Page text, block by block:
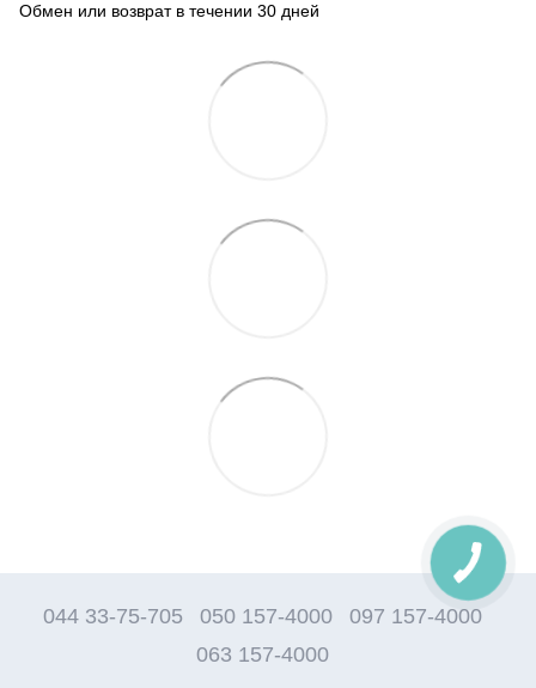
Обмен или возврат в течении 30 дней
044 33-75-705 050 157-4000
097 157-4000
063 157-4000